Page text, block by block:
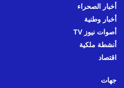
أخبار الصحراء
أخبار وطنية
أصوات نيوز TV
أنشطة ملكية
اقتصاد
جهات